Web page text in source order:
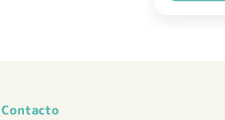
Contacto